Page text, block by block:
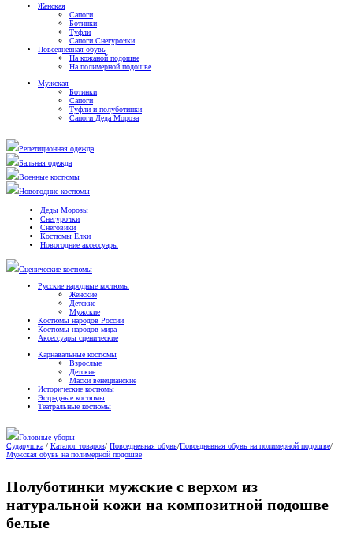
Женская
Сапоги
Ботинки
Туфли
Сапоги Снегурочки
Повседневная обувь
На кожаной подошве
На полимерной подошве
Мужская
Ботинки
Сапоги
Туфли и полуботинки
Сапоги Деда Мороза
Репетиционная одежда
Бальная одежда
Военные костюмы
Новогодние костюмы
Деды Морозы
Снегурочки
Снеговики
Костюмы Елки
Новогодние аксессуары
Сценические костюмы
Русские народные костюмы
Женские
Детские
Мужские
Костюмы народов России
Костюмы народов мира
Аксессуары сценические
Карнавальные костюмы
Взрослые
Детские
Маски венецианские
Исторические костюмы
Эстрадные костюмы
Театральные костюмы
Головные уборы
Сударушка / Каталог товаров/ Повседневная обувь/Повседневная обувь на полимерной подошве/
Мужская обувь на полимерной подошве
Полуботинки мужские с верхом из
натуральной кожи на композитной подошве
белые